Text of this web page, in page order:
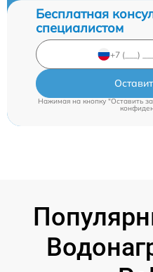
Бесплатная
специалистом
Нажимая на кнопку "Оставить